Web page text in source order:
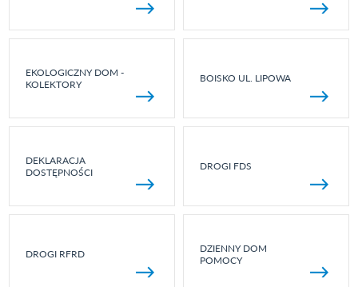
EKOLOGICZNY DOM -
KOLEKTORY
BOISKO UL. LIPOWA
DEKLARACJA
DOSTĘPNOŚCI
DROGI FDS
DROGI RFRD
DZIENNY DOM
POMOCY